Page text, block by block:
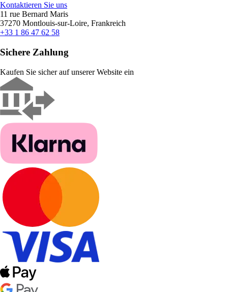
Kontaktieren Sie uns
11 rue Bernard Maris
37270 Montlouis-sur-Loire, Frankreich
+33 1 86 47 62 58
Sichere Zahlung
Kaufen Sie sicher auf unserer Website ein